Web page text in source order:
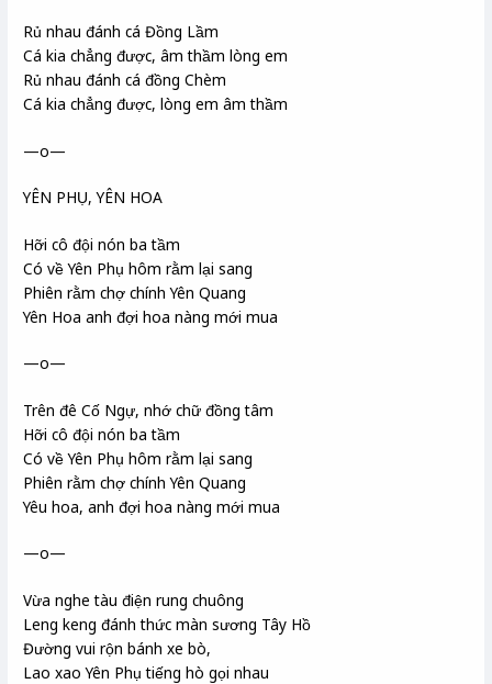
Rủ nhau đánh cá Đồng Lầm
Cá kia chẳng được, âm thầm lòng em
Rủ nhau đánh cá đồng Chèm
Cá kia chẳng được, lòng em âm thầm
—o—
YÊN PHỤ, YÊN HOA
Hỡi cô đội nón ba tầm
Có về Yên Phụ hôm rằm lại sang
Phiên rằm chợ chính Yên Quang
Yên Hoa anh đợi hoa nàng mới mua
—o—
Trên đê Cố Ngự, nhớ chữ đồng tâm
Hỡi cô đội nón ba tầm
Có về Yên Phụ hôm rằm lại sang
Phiên rằm chợ chính Yên Quang
Yêu hoa, anh đợi hoa nàng mới mua
—o—
Vừa nghe tàu điện rung chuông
Leng keng đánh thức màn sương Tây Hồ
Đường vui rộn bánh xe bò,
Lao xao Yên Phụ tiếng hò gọi nhau